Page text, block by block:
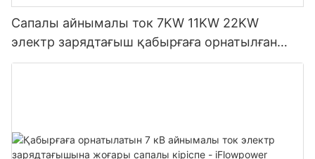
Сапалы айнымалы ток 7KW 11KW 22KW
электр зарядтағыш қабырғаға орнатылған
электрлік көлікті зарядтау станциясы